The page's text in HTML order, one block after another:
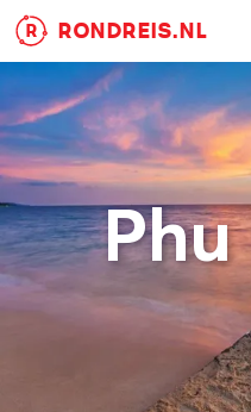
R RONDREIS.NL
Phu